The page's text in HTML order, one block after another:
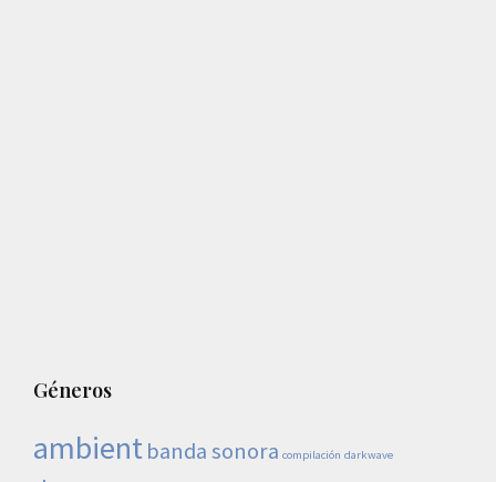
Géneros
ambientbanda sonora compilación darkwave